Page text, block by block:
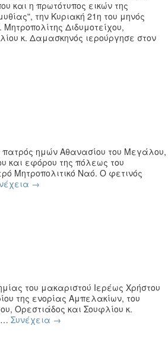
και η πρωτότυπος εικών της
την Κυριακή 21η του μηνός
Διδυμοτείχου,
κ. Δαμασκηνός ιερούργησε στον
πατρός ημών Αθανασίου του Μεγάλου,
και εφόρου της πόλεως του
Μητροπολιτικό Ναό. Ο φετινός
→
του μακαριστού Ιερέως Χρήστου
της ενορίας Αμπελακίων, του
Ορεστιάδος και Σουφλίου κ.
… Συνέχεια →